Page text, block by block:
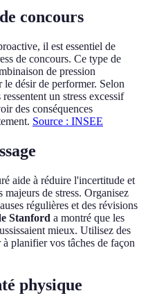
concours
il est essentiel de
de concours. Ce type de
de pression
le désir de performer. Selon
un stress excessif
des conséquences
Source : INSEE
aide à réduire l'incertitude et
de stress. Organisez
régulières et des révisions
Stanford a montré que les
mieux. Utilisez des
planifier vos tâches de façon
physique